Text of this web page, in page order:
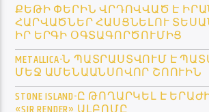
ՔԵԹԻ ՓԵՐԻՆ ՎՐԴՈՎՎԱԾ Է
ՀԱՐՎԱԾՆԵՐ ՀԱՍՑՆԵԼՈՒ
ԻՐ ԵՐԳԻ ՕԳՏԱԳՈՐԾՈՒՄԻՑ
METALLICA-Ն ՊԱՏՐԱՍՏՎՈՒՄ Է
ՄԵՋ ԱՄԵՆԱԱՆՍՈՎՈՐ ՇՈՈՒԻՆ
STONE ISLAND-Ը ԹՈՂԱՐԿԵԼ Է